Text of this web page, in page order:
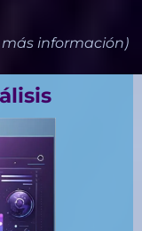
información)